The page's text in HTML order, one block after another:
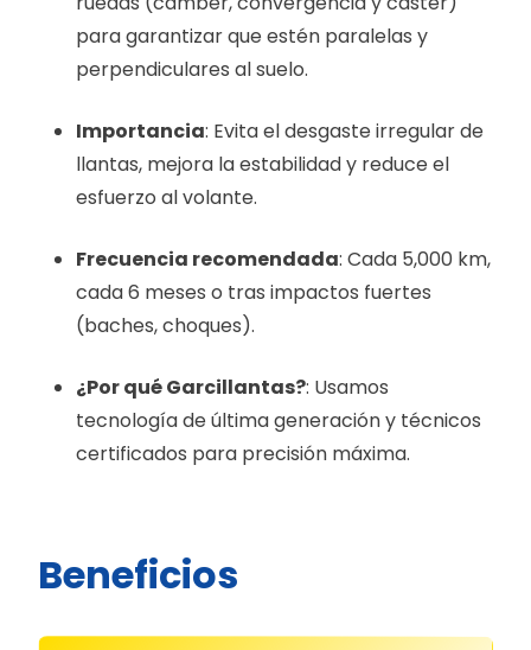
para garantizar que estén paralelas y
perpendiculares al suelo.
Importancia: Evita el desgaste irregular de
llantas, mejora la estabilidad y reduce el
esfuerzo al volante.
Frecuencia recomendada: Cada 5,000 km,
cada 6 meses o tras impactos fuertes
(baches, choques).
¿Por qué Garcillantas?: Usamos
tecnología de última generación y técnicos
certificados para precisión máxima.
Beneficios